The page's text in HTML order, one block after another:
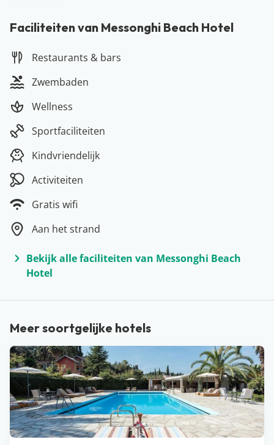
miniclub, terwijl jij van de faciliteiten geniet. Wanneer je
dat? Met alle voorzieningen en activiteiten binnen
handbereik, belooft dit een onvergetelijke vakantie te
Meer over Corfu
Dit Griekse eiland is een échte must visit. Geniet van de
Griekse zon en laat je verrassen door wat dit eiland
allemaal voor jullie in petto heeft. Bezoek de mooie
stranden, ontdek de gezellige dorpjes en proef de
lokale keuken. Of jullie nu willen struinen door het
gezellige Corfu-Stad of languit willen liggen op Issos
beach… Zowel jong als oud gaat een onvergetelijke
een fijn complex of boek een welverdiende all inclusive
willen?
Faciliteiten van Messonghi Beach Hotel
Restaurants & bars
Zwembaden
Wellness
Sportfaciliteiten
Kindvriendelijk
Activiteiten
Gratis wifi
Aan het strand
Bekijk alle faciliteiten van Messonghi Beach
Hotel
Meer soortgelijke hotels